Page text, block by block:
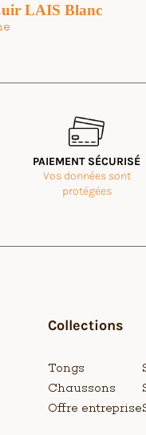
LAIS Blanc
PAIEMENT SÉCURISÉ
Vos données sont
protégées
Collections
Tongs
Chaussons
Offre entreprise